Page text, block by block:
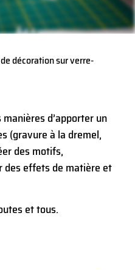
décoration sur verre-
d’apporter un
(gravure à la dremel,
des motifs,
des effets de matière et
et tous.